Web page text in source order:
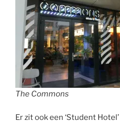
The Commons
Er zit ook een ‘Student